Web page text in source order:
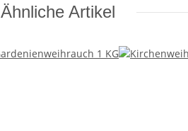
Ähnliche Artikel